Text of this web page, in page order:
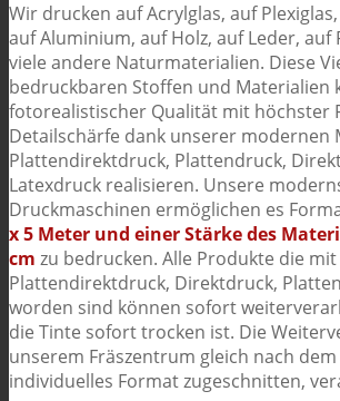
Wir drucken auf Acrylglas, auf
auf Aluminium, auf Holz, auf Leder, auf
viele andere Naturmaterialien. Diese
bedruckbaren Stoffen und Materialien
fotorealistischer Qualität mit höchster
Detailschärfe dank unserer modernen
Plattendirektdruck, Plattendruck,
Latexdruck realisieren. Unsere
Druckmaschinen ermöglichen es
x 5 Meter und einer Stärke des
cm zu bedrucken. Alle Produkte die
Plattendirektdruck, Direktdruck,
worden sind können sofort
die Tinte sofort trocken ist. Die
unserem Fräszentrum gleich nach
individuelles Format zugeschnitten,